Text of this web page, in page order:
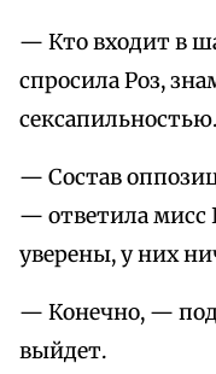
— Кто входит в
спросила Роз,
сексапильностью.
— Состав
— ответила мисс
уверены, у них
— Конечно, —
выйдет.